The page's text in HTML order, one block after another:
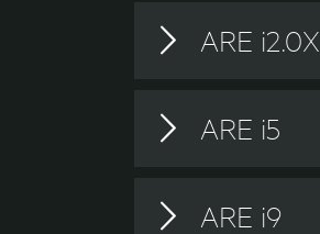
ARE i2.0X
ARE i5
ARE i9